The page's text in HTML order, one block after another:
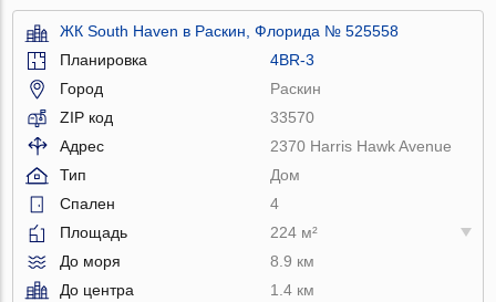
ЖК South Haven в Раскин, Флорида № 525558
Планировка
4BR-3
Город
Раскин
ZIP код
33570
Адрес
2370 Harris Hawk Avenue
Тип
Дом
Спален
4
Площадь
224 м²
До моря
8.9 км
До центра
1.4 км